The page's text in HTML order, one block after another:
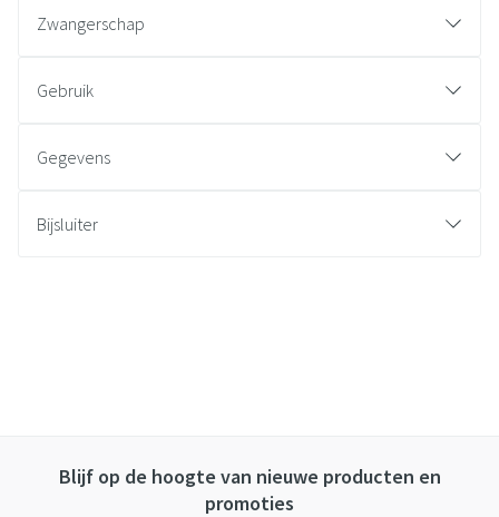
Zwangerschap
Gebruik
Gegevens
Bijsluiter
Blijf op de hoogte van nieuwe producten en
promoties